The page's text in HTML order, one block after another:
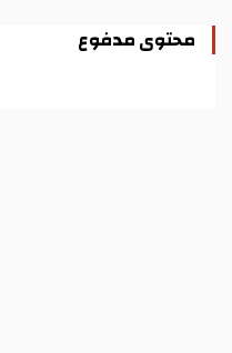
محتوى مدفوع